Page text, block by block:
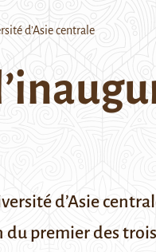
d’Asie centrale
d’Asie
premier des